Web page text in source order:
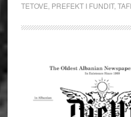
TETOVE PREFEKT I FUNDIT,